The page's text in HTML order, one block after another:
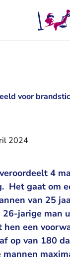
voor
2024
4
Het gaat om
van 25
26-jarige man
hen een
op van 180